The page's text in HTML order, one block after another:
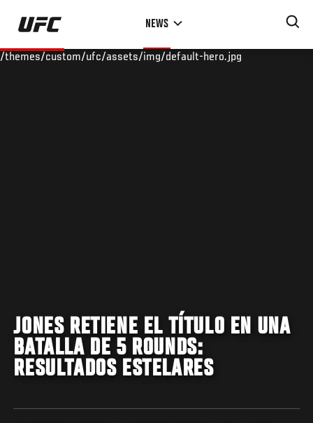
Skip
main
NEWS
/themes/custom/ufc/assets/img/default-hero.jpg
JONES RETIENE EL TÍTULO EN UNA
BATALLA DE 5 ROUNDS:
RESULTADOS ESTELARES